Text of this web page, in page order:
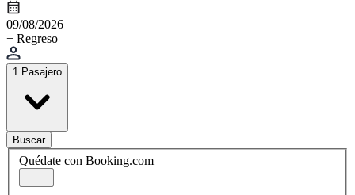
09/08/2026
+ Regreso
1 Pasajero
Buscar
Quédate con Booking.com